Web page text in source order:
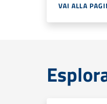
VAI ALLA